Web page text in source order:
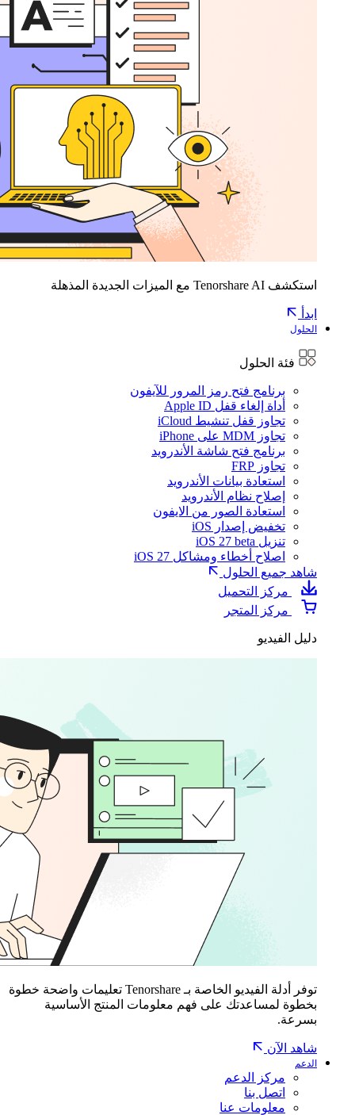
استكشف Tenorshare AI مع الميزات الجديدة المذهلة
ابدأ
الحلول
فئة الحلول
برنامج فتح رمز المرور للآيفون
أداة إلغاء قفل Apple ID
تجاوز قفل تنشيط iCloud
تجاوز MDM على iPhone
برنامج فتح شاشة الأندرويد
تجاوز FRP
استعادة بيانات الأندرويد
إصلاح نظام الأندرويد
استعادة الصور من الايفون
تخفيض إصدار iOS
تنزيل iOS 27 beta
اصلاح أخطاء ومشاكل iOS 27
شاهد جميع الحلول
مركز التحميل
مركز المتجر
دليل الفيديو
توفر أدلة الفيديو الخاصة بـ Tenorshare تعليمات واضحة خطوة
بخطوة لمساعدتك على فهم معلومات المنتج الأساسية
بسرعة.
شاهد الآن
الدعم
مركز الدعم
اتصل بنا
معلومات عنا